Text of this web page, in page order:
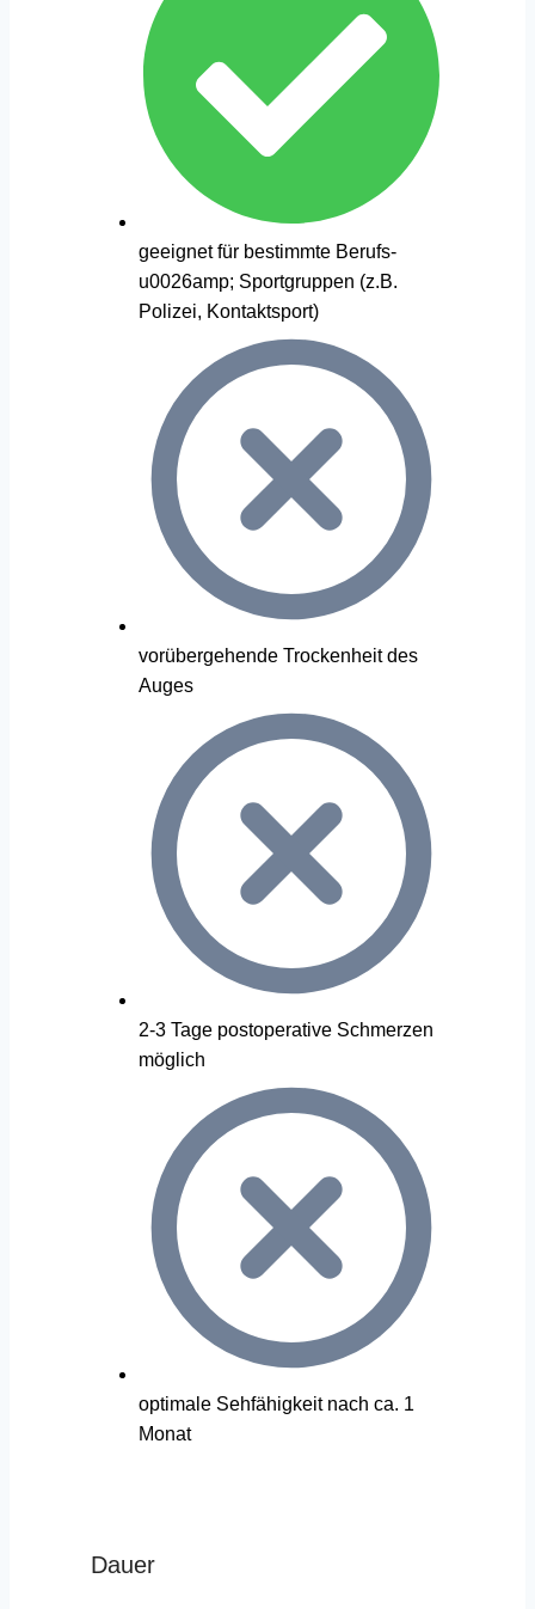
geeignet für bestimmte Berufs-
u0026amp; Sportgruppen (z.B.
Polizei, Kontaktsport)
vorübergehende Trockenheit des
Auges
2-3 Tage postoperative Schmerzen
möglich
optimale Sehfähigkeit nach ca. 1
Monat
Dauer